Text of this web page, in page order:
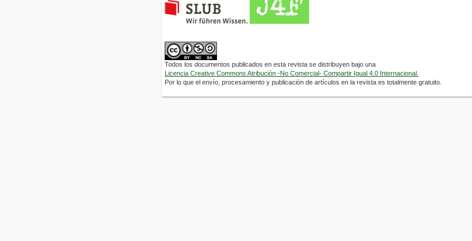
Todos los documentos publicados en esta revista se distribuyen bajo una
Licencia Creative Commons Atribución -No Comercial- Compartir Igual 4.0 Internacional.
Por lo que el envío, procesamiento y publicación de artículos en la revista es totalmente gratuito.